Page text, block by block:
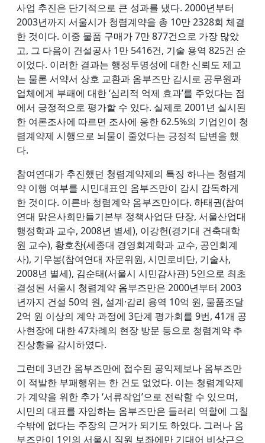
사업 추진은 단기적으로 큰 성과를 냈다. 2000년부터
2003년까지 서울시가 청렴계약을 총 10만 2328회 체결
한 것이다. 이중 물품 구매가 7만 877건으로 가장 많았
고, 그 다음이 건설공사 1만 5416건, 기술 용역 825건 순
이었다. 이러한 결과는 행정투명성에 대한 신뢰도 제고
는 물론 서약서 상호 교환과 옴부즈만 감시로 공무원과
업체에게 부패에 대한 ‘심리적 억제 효과’를 주었다는 점
에서 긍정적으로 평가할 수 있다. 실제로 2001년 실시된
한 여론조사에 따르면 조사에 응한 62.5%의 기업인이 청
렴계약제 시행으로 뇌물이 줄었다는 긍정적 답변을 했
다.
참여연대가 추진했던 청렴계약제의 특징 하나는 청렴계
약 이행 여부를 시민대표인 옴부즈만이 감시 감독하게
한 것이다. 이른바 청렴계약 옴부즈만이다. 하태권(참여
연대 맑은사회만들기본부 정책사업단 단장, 서울산업대
행정학과 교수, 2008년 별세), 이강헌(경기대 건축대학
원 교수), 황호찬(세종대 경영회계학과 교수, 공인회계
사), 기우봉(참여연대 자문위원, 시민로비단, 기술사,
2008년 별세), 김순태(서울시 시민감사관) 5인으로 최초
결성된 서울시 청렴계약 옴부즈만은 2000년부터 2003
년까지 건설 50억 원, 설계·감리 용역 10억 원, 물품조달
2억 원 이상의 계약 과정에 3단계 평가회를 9번, 41개 공
사현장에 대한 47차례의 현장 방문 등으로 청렴계약 추
진상황을 감시하였다.
그런데 3년간 옴부즈만에 접수된 공익제보나 옴부즈만
이 적발한 부패행위는 한 건도 없었다. 이는 청렴계약제
가 계약을 위한 추가 ‘서류작업’으로 전락할 수 있으며,
시민의 대표를 자임하는 옴부즈만은 들러리 역할에 그칠
수밖에 없다는 주장의 근거가 되기도 하였다. 그러나 옴
부즈만이 1인의 서울시 직원 보좌에만 기대어 비상근으